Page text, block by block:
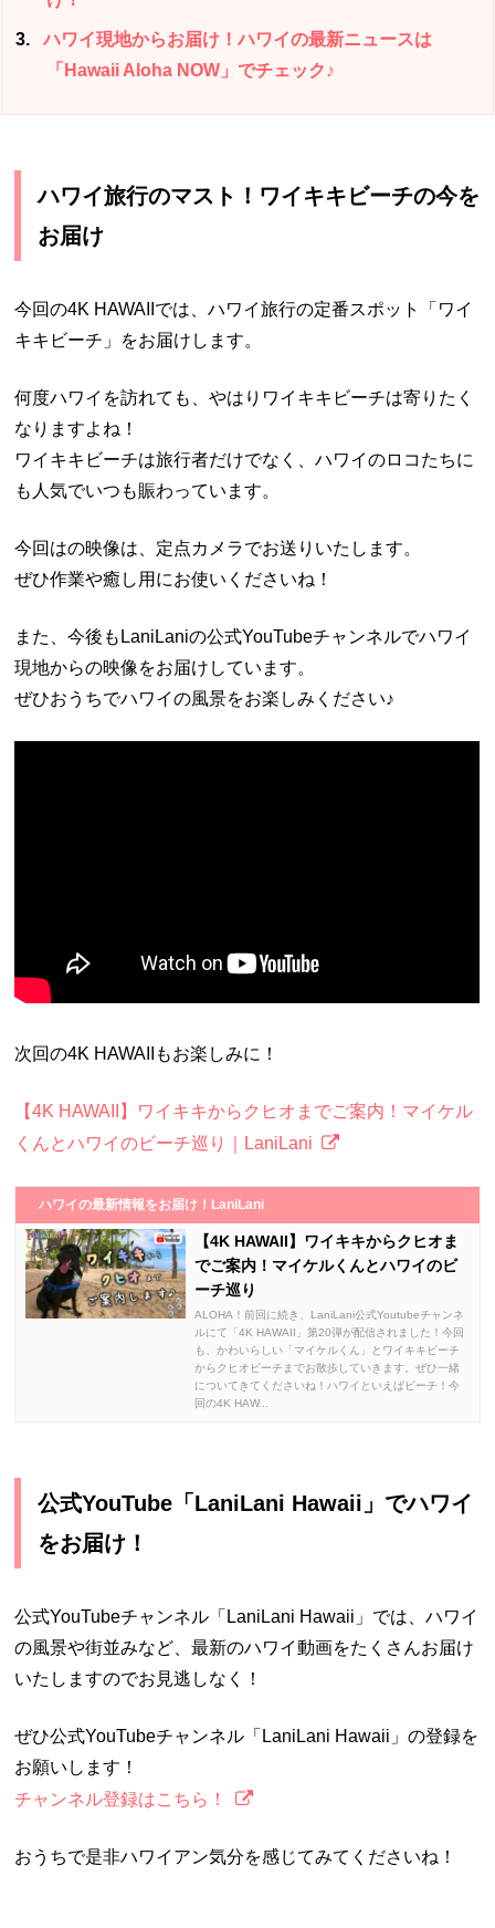
3
ハワイ現地からお届け！ハワイの最新ニュースは
「Hawaii Aloha NOW」でチェック♪
ハワイ旅行のマスト！ワイキキビーチの今を
お届け
今回の4K HAWAIIでは、ハワイ旅行の定番スポット「ワイ
キキビーチ」をお届けします。
何度ハワイを訪れても、やはりワイキキビーチは寄りたく
なりますよね！
ワイキキビーチは旅行者だけでなく、ハワイのロコたちに
も人気でいつも賑わっています。
今回はの映像は、定点カメラでお送りいたします。
ぜひ作業や癒し用にお使いくださいね！
また、今後もLaniLaniの公式YouTubeチャンネルでハワイ
現地からの映像をお届けしています。
ぜひおうちでハワイの風景をお楽しみください♪
次回の4K HAWAIIもお楽しみに！
【4K HAWAII】ワイキキからクヒオまでご案内！マイケル
くんとハワイのビーチ巡り｜LaniLani
ハワイの最新情報をお届け！LaniLani
【4K HAWAII】ワイキキからクヒオま
でご案内！マイケルくんとハワイのビ
ーチ巡り
ALOHA！前回に続き、LaniLani公式Youtubeチャンネ
ルにて「4K HAWAII」第20弾が配信されました！今回
も、かわいらしい「マイケルくん」とワイキキビーチ
からクヒオビーチまでお散歩していきます。ぜひ一緒
についてきてくださいね！ハワイといえばビーチ！今
回の4K HAW...
公式YouTube「LaniLani Hawaii」でハワイ
をお届け！
公式YouTubeチャンネル「LaniLani Hawaii」では、ハワイ
の風景や街並みなど、最新のハワイ動画をたくさんお届け
いたしますのでお見逃しなく！
ぜひ公式YouTubeチャンネル「LaniLani Hawaii」の登録を
お願いします！
チャンネル登録はこちら！
おうちで是非ハワイアン気分を感じてみてくださいね！